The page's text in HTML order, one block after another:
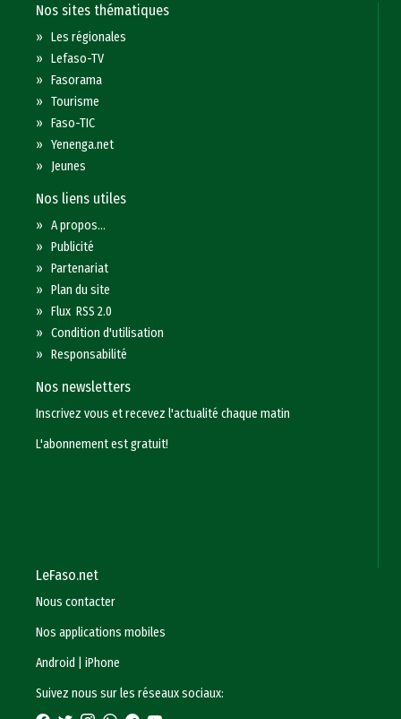
Nos sites thématiques
»Les régionales
»Lefaso-TV
»Fasorama
»Tourisme
»Faso-TIC
»Yenenga.net
» Jeunes
Nos liens utiles
»A propos...
»Publicité
»Partenariat
»Plan du site
»Flux RSS 2.0
»Condition d'utilisation
»Responsabilité
Nos newsletters
Inscrivez vous et recevez l'actualité chaque matin
L'abonnement est gratuit!
LeFaso.net
Nous contacter
Nos applications mobiles
Android
|iPhone
Suivez nous sur les réseaux sociaux: